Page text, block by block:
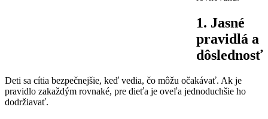
1. Jasné
pravidlá a
dôslednosť
Deti sa cítia bezpečnejšie, keď vedia, čo môžu očakávať. Ak je
pravidlo zakaždým rovnaké, pre dieťa je oveľa jednoduchšie ho
dodržiavať.